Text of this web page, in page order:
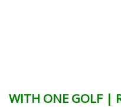
WITH ONE GOLF |